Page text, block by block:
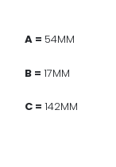
A = 54MM
B = 17MM
C = 142MM